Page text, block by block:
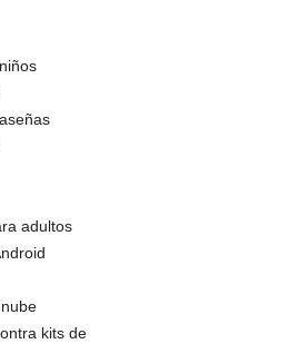
adultos
kits de